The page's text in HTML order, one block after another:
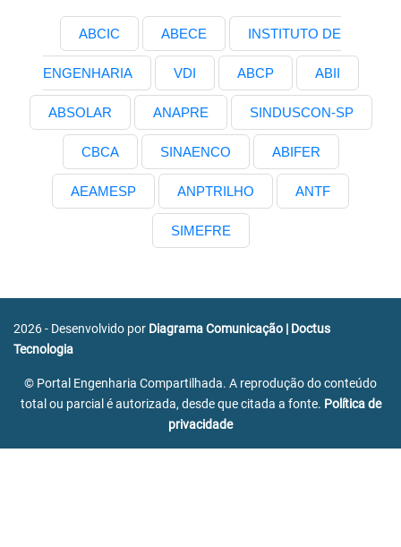
ABCIC ABECE INSTITUTO DE
ENGENHARIA VDI ABCP ABII
ABSOLAR ANAPRE SINDUSCON-SP
CBCA SINAENCO ABIFER
AEAMESP ANPTRILHO ANTF
SIMEFRE
2026 - Desenvolvido por Diagrama Comunicação | Doctus
Tecnologia
© Portal Engenharia Compartilhada. A reprodução do conteúdo
total ou parcial é autorizada, desde que citada a fonte. Política de
privacidade